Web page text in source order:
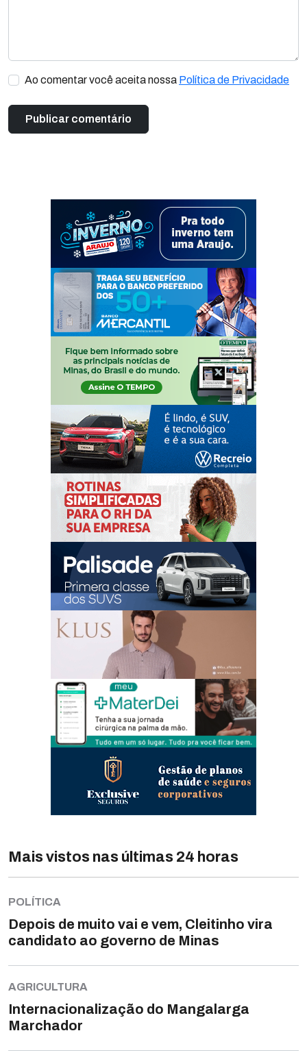
Ao comentar você aceita nossa Política de Privacidade
Mais vistos nas últimas 24 horas
POLÍTICA
Depois de muito vai e vem, Cleitinho vira
candidato ao governo de Minas
AGRICULTURA
Internacionalização do Mangalarga
Marchador